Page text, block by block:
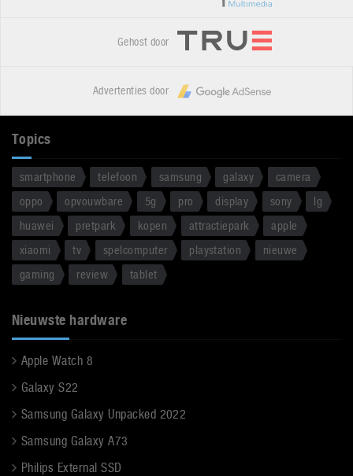
Gehost door
Advertenties door
Topics
smartphone telefoon samsung galaxy
camera
oppo
opvouwbare 5g pro display sony
lg
huawei
pretpark kopen attractiepark
apple
xiaomi
tv spelcomputer playstation
nieuwe
gaming
review tablet
Nieuwste hardware
Apple Watch 8
Galaxy S22
Samsung Galaxy Unpacked 2022
Samsung Galaxy A73
Philips External SSD